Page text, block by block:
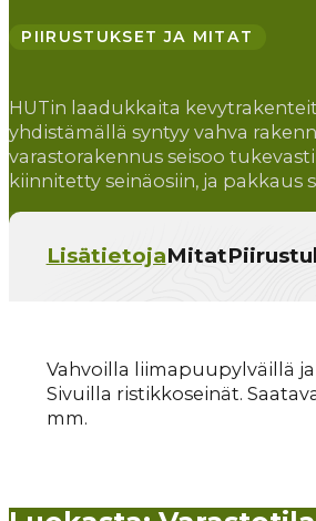
PIIRUSTUKSET JA MITAT
HUTin laadukkaita
yhdistämällä syntyy vahva
varastorakennus seisoo
kiinnitetty seinäosiin, ja
LisätietojaMitat
Vahvoilla liimapuupylväillä
Sivuilla ristikkoseinät.
mm.